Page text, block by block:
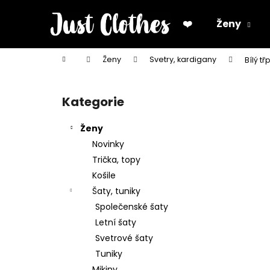
❤️ Ženy
Domů Ženy Svetry, kardigany Bílý
Přeskočit
kategorie
Kategorie
Ženy
Novinky
Trička, topy
Košile
Šaty, tuniky
Společenské šaty
Letní šaty
Svetrové šaty
Tuniky
í
Zpět
do
Zpět
do